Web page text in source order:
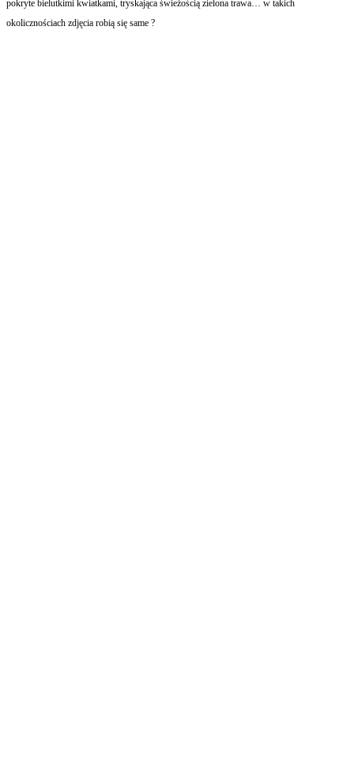
pokryte bielutkimi kwiatkami, tryskająca świeżością zielona trawa… w takich
okolicznościach zdjęcia robią się same ?